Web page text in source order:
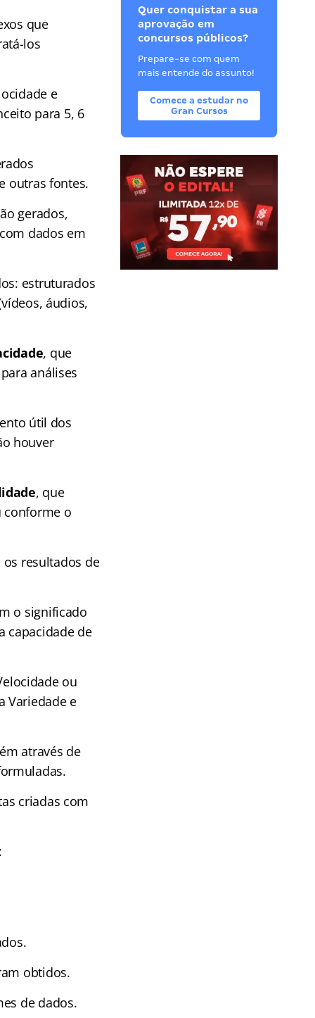
que
los
e
para 5, 6
outras fontes.
gerados,
dados em
estruturados
áudios,
, que
análises
útil dos
houver
, que
conforme o
resultados de
o significado
capacidade de
ou
Variedade e
através de
criadas com
obtidos.
de dados.
Quer conquistar a sua
aprovação em
concursos públicos?
Prepare-se com quem
mais entende do assunto!
Comece a estudar no
Gran Cursos